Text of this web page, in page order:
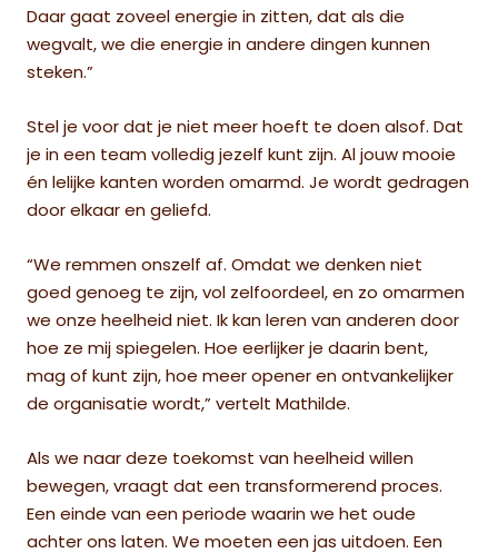
Daar gaat zoveel energie in zitten, dat als die
wegvalt, we die energie in andere dingen kunnen
steken.”
Stel je voor dat je niet meer hoeft te doen alsof. Dat
je in een team volledig jezelf kunt zijn. Al jouw mooie
én lelijke kanten worden omarmd. Je wordt gedragen
door elkaar en geliefd.
“We remmen onszelf af. Omdat we denken niet
goed genoeg te zijn, vol zelfoordeel, en zo omarmen
we onze heelheid niet. Ik kan leren van anderen door
hoe ze mij spiegelen. Hoe eerlijker je daarin bent,
mag of kunt zijn, hoe meer opener en ontvankelijker
de organisatie wordt,” vertelt Mathilde.
Als we naar deze toekomst van heelheid willen
bewegen, vraagt dat een transformerend proces.
Een einde van een periode waarin we het oude
achter ons laten. We moeten een jas uitdoen. Een